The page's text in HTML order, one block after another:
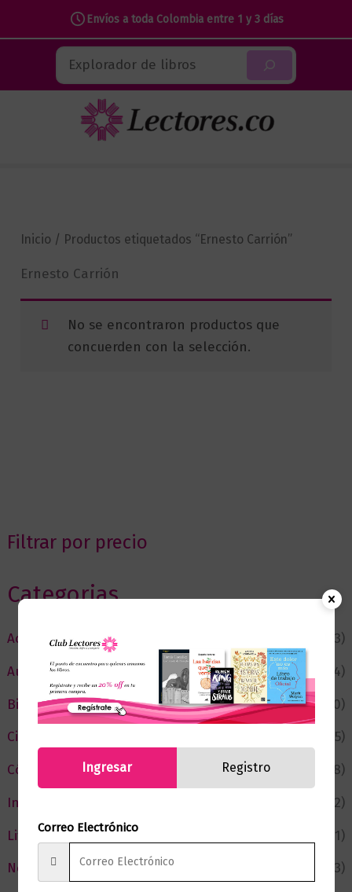
Envíos a toda Colombia entre 1 y 3 días
contenido
Buscar
Filtrar por precio
Categorias
Actualidad
(53)
Autor del Mes
(4)
Bienestar
(230)
Ciencia y Conocimiento
(75)
Cómic y Fantasía
(88)
Infantil y Juvenil
(212)
Literatura
(371)
Negocios
(43)
Inicio / Productos etiquetados “Ernesto Carrión”
Ernesto Carrión
No se encontraron productos que
concuerden con la selección.
Ingresar Registro
Correo Electrónico